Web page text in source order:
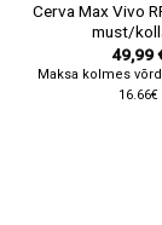
Cerva Max Vivo
must/
49,99
Maksa kolmes
16.66€